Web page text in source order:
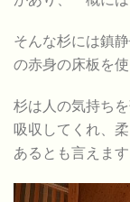
そんな杉には鎮
の赤身の床板を使
杉は人の気持ち
吸収してくれ、
あるとも言えます